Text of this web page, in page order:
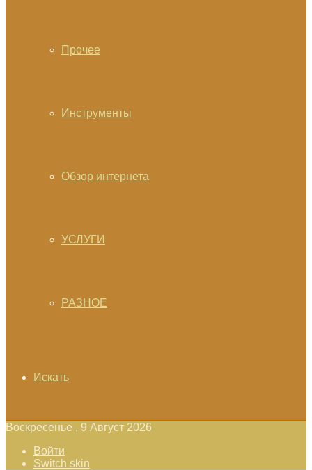
Прочее
Инструменты
Обзор интернета
УСЛУГИ
РАЗНОЕ
Искать
Воскресенье , 9 Август 2026
Войти
Switch skin